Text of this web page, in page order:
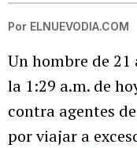
Por ELNUEVODIA.COM
Un hombre de 21
la 1:29 a.m. de
contra agentes
por viajar a